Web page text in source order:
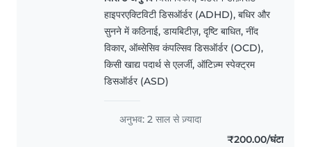
children and make them feel
safe, comfortable, and happy. I'm
patient, attentive, and creative,..
हाइपरएक्टिविटी डिसऑर्डर (ADHD), बधिर और
सुनने में कठिनाई, डायबिटीज़, दृष्टि बाधित, नींद
विकार, ऑब्सेसिव कंपल्सिव डिसऑर्डर (OCD),
किसी खाद्य पदार्थ से एलर्जी, ऑटिज़्म स्पेक्ट्रम
डिसऑर्डर (ASD)
अनुभव: 2 साल से ज़्यादा
₹200.00/घंटा